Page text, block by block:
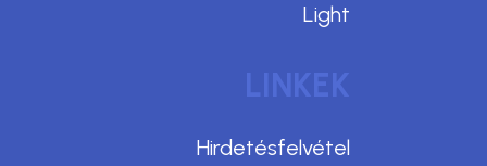
Light
LINKEK
Hirdetésfelvétel